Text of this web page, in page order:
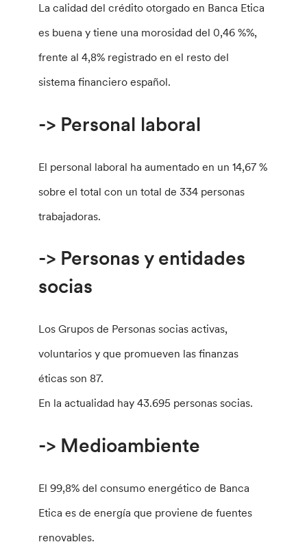
La calidad del crédito otorgado en Banca Etica
es buena y tiene una morosidad del 0,46 %%,
frente al 4,8% registrado en el resto del
sistema financiero español.
-> Personal laboral
El personal laboral ha aumentado en un 14,67 %
sobre el total con un total de 334 personas
trabajadoras.
-> Personas y entidades
socias
Los Grupos de Personas socias activas,
voluntarios y que promueven las finanzas
éticas son 87.
En la actualidad hay 43.695 personas socias.
-> Medioambiente
El 99,8% del consumo energético de Banca
Etica es de energía que proviene de fuentes
renovables.